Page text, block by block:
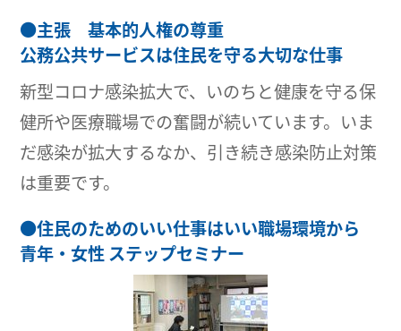
●主張 基本的人権の尊重
公務公共サービスは住民を守る大切な仕事
新型コロナ感染拡大で、いのちと健康を守る保
健所や医療職場での奮闘が続いています。いま
だ感染が拡大するなか、引き続き感染防止対策
は重要です。
●住民のためのいい仕事はいい職場環境から
青年・女性 ステップセミナー